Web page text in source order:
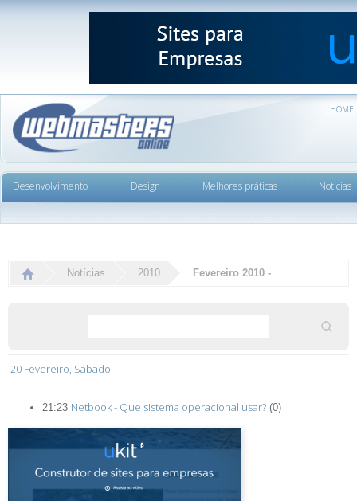
HOME
Desenvolvimento Design Melhores práticas Notícias
Notícias 2010 Fevereiro 2010 -
20 Fevereiro, Sábado
21:23 Netbook - Que sistema operacional usar? (0)